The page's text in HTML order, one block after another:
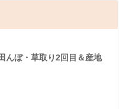
んぼ・草取り2回目＆産地